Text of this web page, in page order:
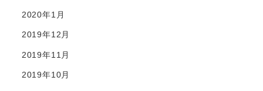
2020年1月
2019年12月
2019年11月
2019年10月